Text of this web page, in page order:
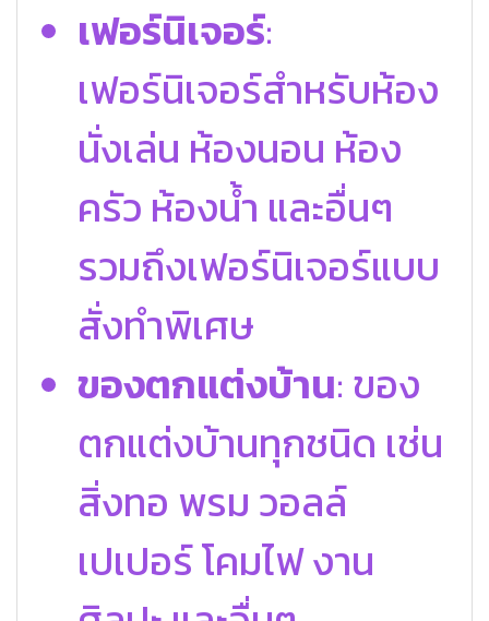
เฟอร์นิเจอร์:
เฟอร์นิเจอร์สำหรับห้อง
นั่งเล่น ห้องนอน ห้อง
ครัว ห้องน้ำ และอื่นๆ
รวมถึงเฟอร์นิเจอร์แบบ
สั่งทำพิเศษ
ของตกแต่งบ้าน: ของ
ตกแต่งบ้านทุกชนิด เช่น
สิ่งทอ พรม วอลล์
เปเปอร์ โคมไฟ งาน